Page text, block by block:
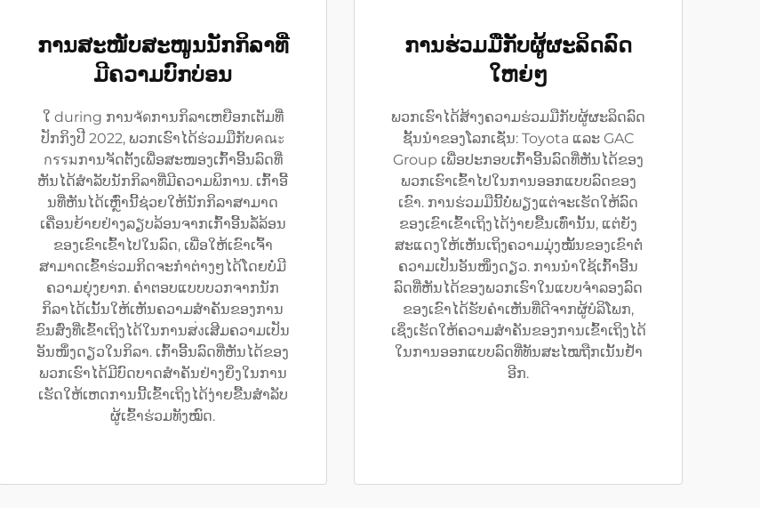
ການສະໜັບສະໜູນນັກກິລາທີ່
ມີຄວາມບົກບ່ອນ
ໃ during ການຈัดການກິລາເຫຍືອກເຕັມທີ່
ປັກກິງປີ 2022, ພວກເຮົາໄດ້ຮ່ວມມືກັບคณะ
กรรมການຈັດຕັ້ງເພື່ອສະໜອງເກົ້າອີ້ນລົດທີ່
ຫັນໄດ້ສຳລັບນັກກິລາທີ່ມີຄວາມພິການ. ເກົ້າອີ້
ນທີ່ຫັນໄດ້ເຫຼົ່ານີ້ຊ່ວຍໃຫ້ນັກກິລາສາມາດ
ເຄື່ອນຍ້າຍຢ່າງລຽບລ້ອນຈາກເກົ້າອີ້ນລໍ້ລ້ອນ
ຂອງເຂົາເຂົ້າໄປໃນລົດ, ເພື່ອໃຫ້ເຂົາເຈົ້າ
ສາມາດເຂົ້າຮ່ວມກິດຈະກຳຕ່າງໆໄດ້ໂດຍບໍ່ມີ
ຄວາມຍຸ່ງຍາກ. ຄຳຕອບແບບບວກຈາກນັກ
ກິລາໄດ້ເນັ້ນໃຫ້ເຫັນຄວາມສຳຄັນຂອງການ
ຂົນສົ່ງທີ່ເຂົ້າເຖິງໄດ້ໃນການສ่งເສີມຄວາມເປັນ
ອັນໜຶ່ງດຽວໃນກິລາ. ເກົ້າອີ້ນລົດທີ່ຫັນໄດ້ຂອງ
ພວກເຮົາໄດ້ມີບົດບາດສຳຄັນຢ່າງຍິ່ງໃນການ
ເຮັດໃຫ້ເຫດການນີ້ເຂົ້າເຖິງໄດ້ງ່າຍຂື້ນສຳລັບ
ຜູ້ເຂົ້າຮ່ວມທັງໝົດ.
ການຮ່ວມມືກັບຜູ້ຜະລິດລົດ
ໃຫຍ່ໆ
ພວກເຮົາໄດ້ສ້າງຄວາມຮ່ວມມືກັບຜູ້ຜະລິດລົດ
ຊັ້ນນຳຂອງໂລກເຊັ່ນ: Toyota ແລະ GAC
Group ເພື່ອປະກອບເກົ້າອີ້ນລົດທີ່ຫັນໄດ້ຂອງ
ພວກເຮົາເຂົ້າໄປໃນການອອກແບບລົດຂອງ
ເຂົາ. ການຮ່ວມມືນີ້ບໍ່ພຽງແຕ່ຈະເຮັດໃຫ້ລົດ
ຂອງເຂົາເຂົ້າເຖິງໄດ້ງ່າຍຂື້ນເທົ່ານັ້ນ, ແຕ່ຍັງ
ສະແດງໃຫ້ເຫັນເຖິງຄວາມມຸ່ງໝັ້ນຂອງເຂົາຕໍ່
ຄວາມເປັນອັນໜຶ່ງດຽວ. ການນຳໃຊ້ເກົ້າອີ້ນ
ລົດທີ່ຫັນໄດ້ຂອງພວກເຮົາໃນແບບຈຳລອງລົດ
ຂອງເຂົາໄດ້ຮັບຄຳເຫັນທີ່ດີຈາກຜູ້ບໍລິໂພກ,
ເຊິ່ງເຮັດໃຫ້ຄວາມສຳຄັນຂອງການເຂົ້າເຖິງໄດ້
ໃນການອອກແບບລົດທີ່ທັນສະໄໝຖືກເນັ້ນຢ້ຳ
ອີກ.